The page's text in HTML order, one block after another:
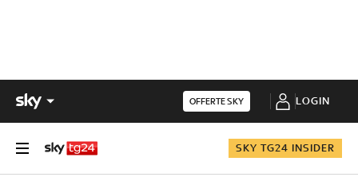
OFFERTE SKY LOGIN
SKY TG24 INSIDER